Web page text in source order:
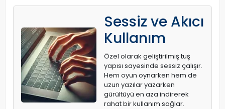
Sessiz ve Akıcı
Kullanım
Özel olarak geliştirilmiş tuş
yapısı sayesinde sessiz çalışır.
Hem oyun oynarken hem de
uzun yazılar yazarken
gürültüyü en aza indirerek
rahat bir kullanım sağlar.